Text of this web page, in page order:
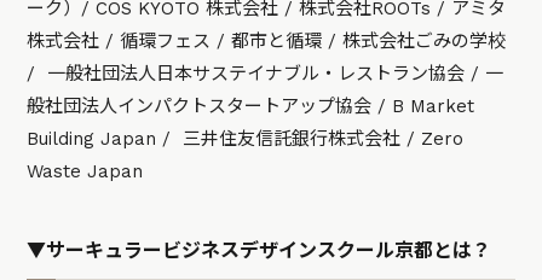
ーク）/ COS KYOTO 株式会社 / 株式会社ROOTs / アミタ
株式会社 / 循環フェス / 都市と循環 / 株式会社ごみの学校
/ 一般社団法人日本サステイナブル・レストラン協会 / 一
般社団法人インパクトスタートアップ協会 / B Market
Building Japan / 三井住友信託銀行株式会社 / Zero
Waste Japan
▼サーキュラービジネスデザインスクール京都とは？